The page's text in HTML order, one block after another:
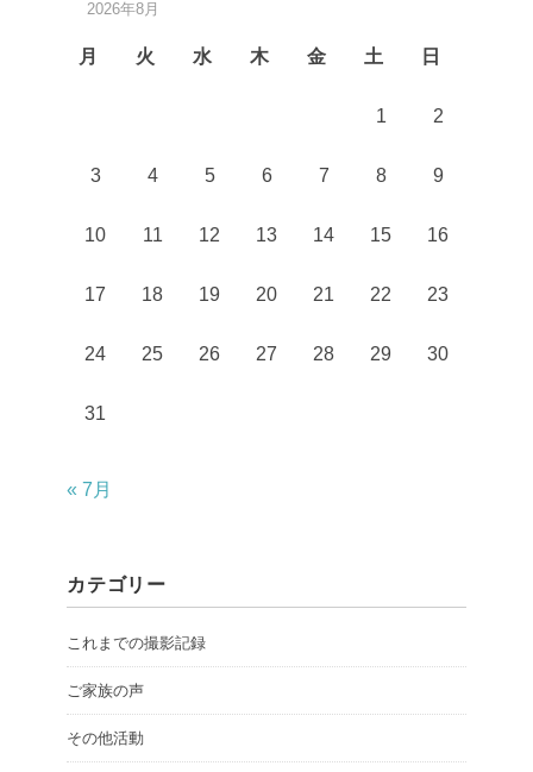
2026年8月
月 火 水 木 金 土 日
1 2
3 4 5 6 7 8 9
10 11 12 13 14 15 16
17 18 19 20 21 22 23
24 25 26 27 28 29 30
31
« 7月
カテゴリー
これまでの撮影記録
ご家族の声
その他活動